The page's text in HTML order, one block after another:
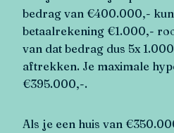
bedrag van €400.000,-
betaalrekening €1.000,-
van dat bedrag dus 5x
aftrekken. Je maximale
€395.000,-.
Als je een huis van